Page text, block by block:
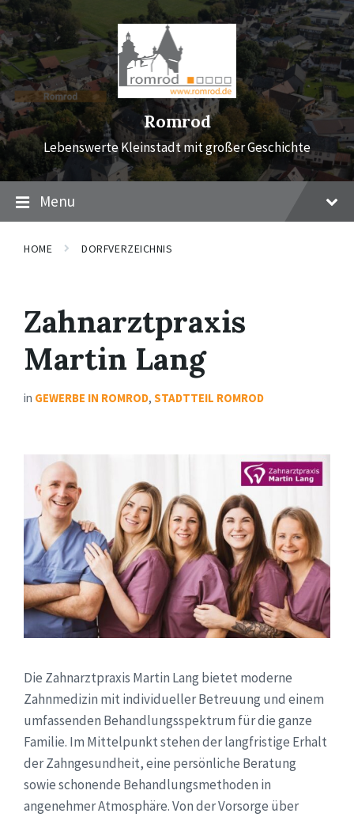
Skip
to
content
Skip
to
main
navigation
Skip
to
footer
Romrod
Lebenswerte Kleinstadt mit großer Geschichte
Menu
HOME DORFVERZEICHNIS
Zahnarztpraxis
Martin Lang
in GEWERBE IN ROMROD, STADTTEIL ROMROD
Die Zahnarztpraxis Martin Lang bietet moderne
Zahnmedizin mit individueller Betreuung und einem
umfassenden Behandlungsspektrum für die ganze
Familie. Im Mittelpunkt stehen der langfristige Erhalt
der Zahngesundheit, eine persönliche Beratung
sowie schonende Behandlungsmethoden in
angenehmer Atmosphäre. Von der Vorsorge über